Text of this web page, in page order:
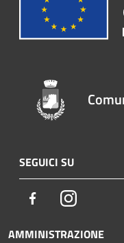
SEGUICI SU
FacebookInstagram
AMMINISTRAZIONE